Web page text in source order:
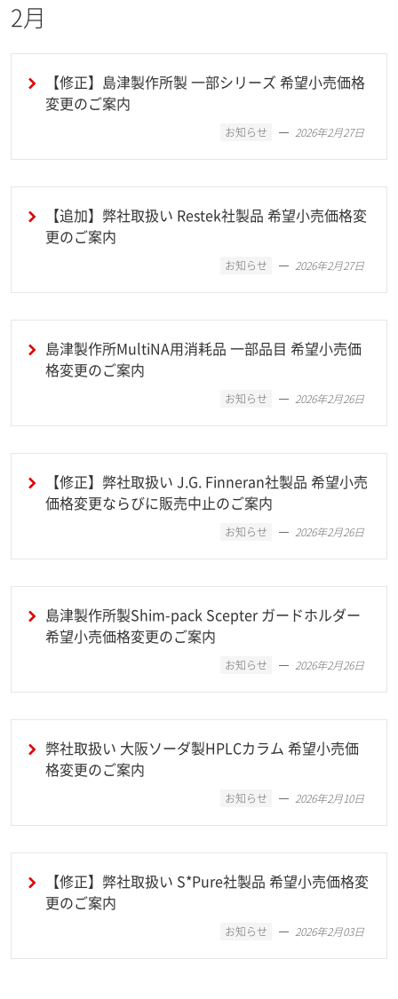
2月
【修正】島津製作所製 一部シリーズ 希望小売価格
変更のご案内
お知らせ 2026年2月27日
【追加】弊社取扱い Restek社製品 希望小売価格変
更のご案内
お知らせ 2026年2月27日
島津製作所MultiNA用消耗品 一部品目 希望小売価
格変更のご案内
お知らせ 2026年2月26日
【修正】弊社取扱い J.G. Finneran社製品 希望小売
価格変更ならびに販売中止のご案内
お知らせ 2026年2月26日
島津製作所製Shim-pack Scepter ガードホルダー
希望小売価格変更のご案内
お知らせ 2026年2月26日
弊社取扱い 大阪ソーダ製HPLCカラム 希望小売価
格変更のご案内
お知らせ 2026年2月10日
【修正】弊社取扱い S*Pure社製品 希望小売価格変
更のご案内
お知らせ 2026年2月03日